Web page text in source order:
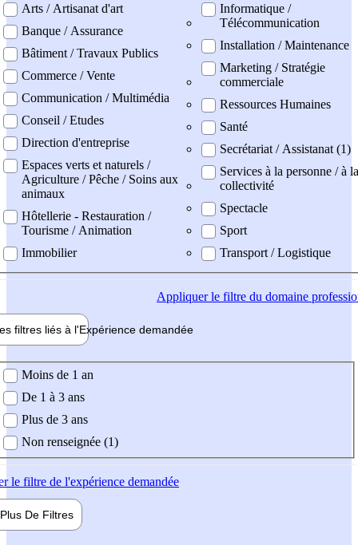
Arts / Artisanat d'art
Banque / Assurance
Bâtiment / Travaux Publics
Commerce / Vente
Communication / Multimédia
Conseil / Etudes
Direction d'entreprise
Espaces verts et naturels /
Agriculture / Pêche / Soins aux
animaux
Hôtellerie - Restauration /
Tourisme / Animation
Immobilier
Informatique /
Télécommunication
Installation / Maintenance
Marketing / Stratégie
commerciale
Ressources Humaines
Santé
Secrétariat / Assistanat (1)
Services à la personne / à la
collectivité
Spectacle
Sport
Transport / Logistique
Appliquerle filtre du domaine
filtres liés à l'Expérience demandée
demandée
Moins de 1 an
De 1 à 3 ans
Plus de 3 ans
Non renseignée (1)
le filtre de l'expérience demandée
Plus De Filtres